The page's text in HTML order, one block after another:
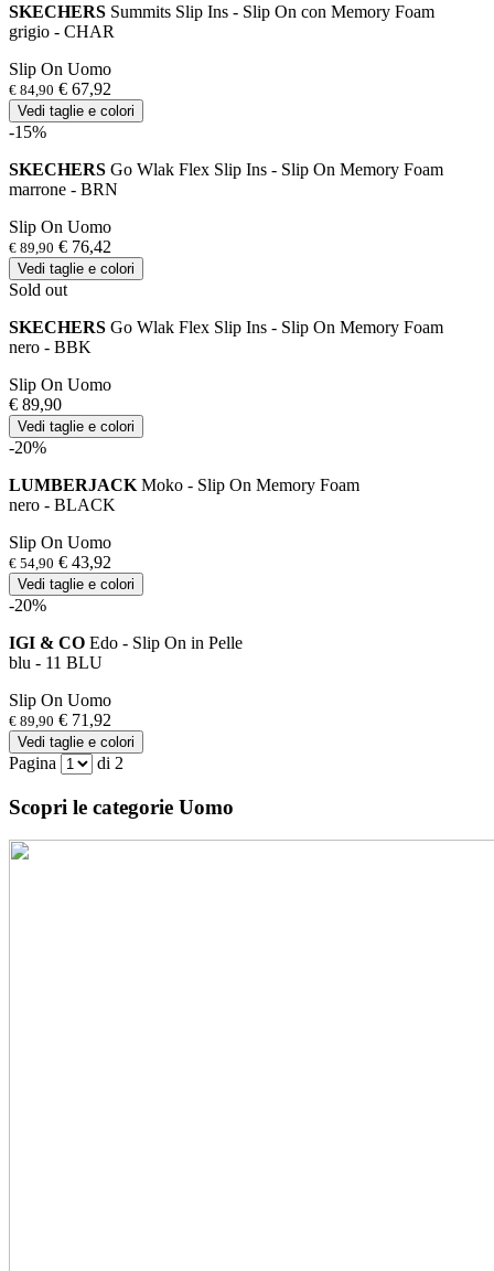
SKECHERS Summits Slip Ins - Slip On con Memory Foam
grigio - CHAR
Slip On Uomo
€ 84,90 € 67,92
Vedi taglie e colori
-15%
SKECHERS Go Wlak Flex Slip Ins - Slip On Memory Foam
marrone - BRN
Slip On Uomo
€ 89,90 € 76,42
Vedi taglie e colori
Sold out
SKECHERS Go Wlak Flex Slip Ins - Slip On Memory Foam
nero - BBK
Slip On Uomo
€ 89,90
Vedi taglie e colori
-20%
LUMBERJACK Moko - Slip On Memory Foam
nero - BLACK
Slip On Uomo
€ 54,90 € 43,92
Vedi taglie e colori
-20%
IGI & CO Edo - Slip On in Pelle
blu - 11 BLU
Slip On Uomo
€ 89,90 € 71,92
Vedi taglie e colori
Pagina di 2
Scopri le categorie Uomo